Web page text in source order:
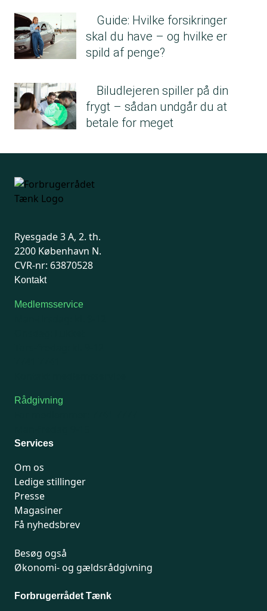
Guide: Hvilke forsikringer
skal du have – og hvilke er
spild af penge?
Biludlejeren spiller på din
frygt – sådan undgår du at
betale for meget
Ryesgade 3 A, 2. th.
2200 København N.
CVR-nr: 63870528
Kontakt
Medlemsservice
Rådgivning
Services
Om os
Ledige stillinger
Presse
Magasiner
Få nyhedsbrev
Besøg også
Økonomi- og gældsrådgivning
Forbrugerrådet Tænk